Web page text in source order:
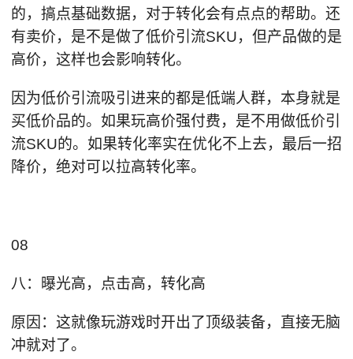
的，搞点基础数据，对于转化会有点点的帮助。还
有卖价，是不是做了低价引流SKU，但产品做的是
高价，这样也会影响转化。
因为低价引流吸引进来的都是低端人群，本身就是
买低价品的。如果玩高价强付费，是不用做低价引
流SKU的。如果转化率实在优化不上去，最后一招
降价，绝对可以拉高转化率。
08
八：曝光高，点击高，转化高
原因：这就像玩游戏时开出了顶级装备，直接无脑
冲就对了。